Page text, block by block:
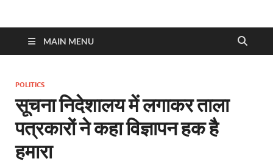
MAIN MENU
POLITICS
सूचना निदेशालय में लगाकर ताला
पत्रकारों ने कहा विज्ञापन हक है
हमारा